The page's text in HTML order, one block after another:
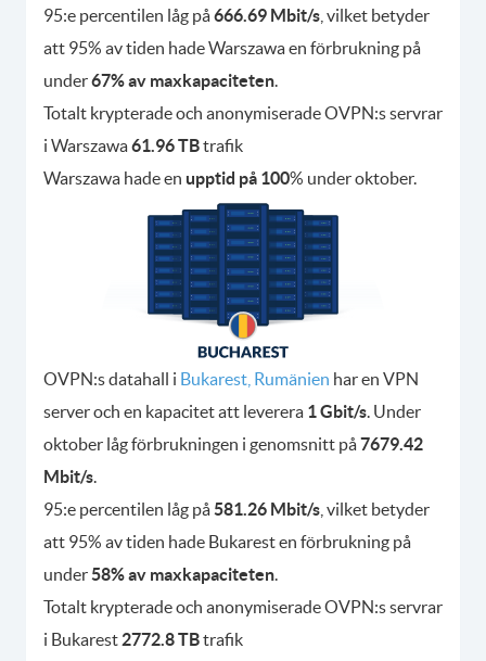
95:e percentilen låg på666.69 Mbit/s , vilket betyder
att 95% av tiden hade Warszawa en förbrukning på
under67% av maxkapaciteten.
Totalt krypterade och anonymiserade OVPN:s servrar
i Warszawa61.96 TBtrafik
Warszawa hade en upptid på 100% under oktober.
OVPN:s datahall i Bukarest, Rumänien har en VPN
server och en kapacitet att leverera 1 Gbit/s. Under
oktober låg förbrukningen i genomsnitt på7679.42
Mbit/s.
95:e percentilen låg på581.26 Mbit/s , vilket betyder
att 95% av tiden hade Bukarest en förbrukning på
under58% av maxkapaciteten.
Totalt krypterade och anonymiserade OVPN:s servrar
i Bukarest 2772.8 TBtrafik